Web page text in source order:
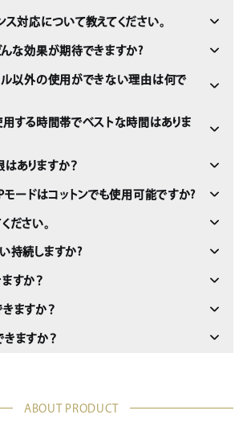
ス対応について教えてください。
んな効果が期待できますか?
ル以外の使用ができない理由は何で
用する時間帯でベストな時間はありま
ありますか？
モードはコットンでも使用可能ですか?
ださい。
持続しますか?
すか？
ますか？
ますか？
ABOUT PRODUCT